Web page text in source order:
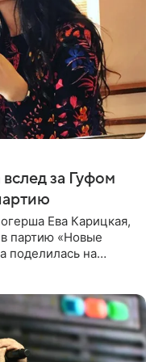
за Гуфом
Ева Карицкая,
партию «Новые
поделилась на